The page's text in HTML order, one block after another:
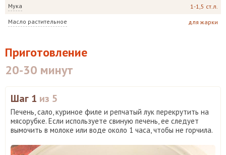
Мука 1-1,5 ст.л.
Масло растительное для жарки
Приготовление
20-30 минут
Шаг 1 из 5
Печень, сало, куриное филе и репчатый лук перекрутить на
мясорубке. Если используете свиную печень, ее следует
вымочить в молоке или воде около 1 часа, чтобы не горчила.